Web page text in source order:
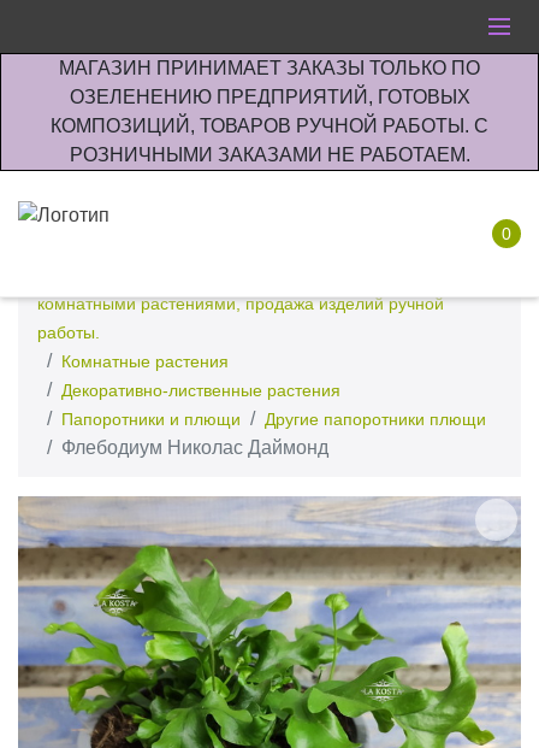
МАГАЗИН ПРИНИМАЕТ ЗАКАЗЫ ТОЛЬКО ПО
ОЗЕЛЕНЕНИЮ ПРЕДПРИЯТИЙ, ГОТОВЫХ
КОМПОЗИЦИЙ, ТОВАРОВ РУЧНОЙ РАБОТЫ. С
РОЗНИЧНЫМИ ЗАКАЗАМИ НЕ РАБОТАЕМ.
0
комнатными растениями, продажа изделий ручной
работы.
Комнатные растения
Декоративно-лиственные растения
Папоротники и плющи
Другие папоротники плющи
Флебодиум Николас Даймонд